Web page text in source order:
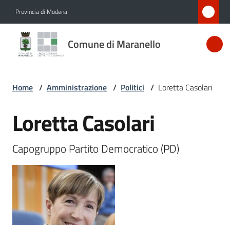
Provincia di Modena
Comune di Maranello
Comune
di
Menu selezionato
Servizi
Maranello
Home / Amministrazione / Politici / Loretta Casolari
Salta al contenuto
Loretta Casolari
Capogruppo Partito Democratico (PD)